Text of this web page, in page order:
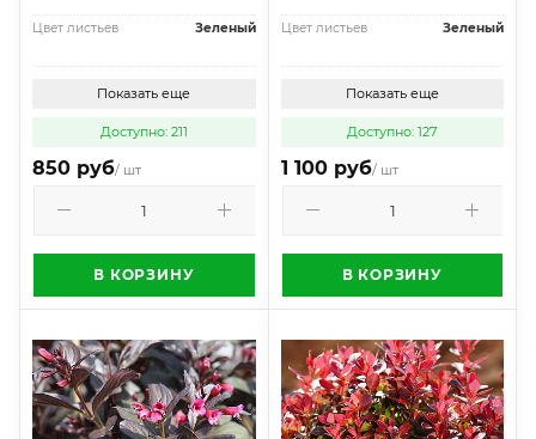
Цвет листьев Зеленый
Показать еще
Доступно: 211
850 руб/ шт
В КОРЗИНУ
Цвет листьев Зеленый
Показать еще
Доступно: 127
1 100 руб/ шт
В КОРЗИНУ